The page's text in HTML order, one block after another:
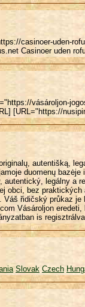
casinoer-uden-
Casinoer uden
vásároljon-
[URL="https://
autentišką,
duomenų
legálny a
obci, bez
Váš řidičský průkaz
Vásároljon
is
Slovak Czech